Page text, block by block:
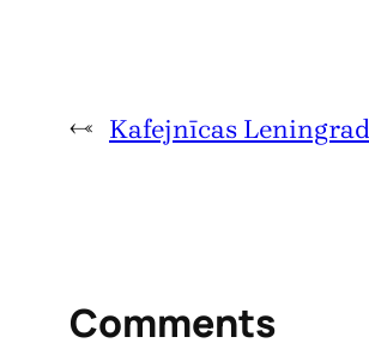
← Kafejnīcas
Comments